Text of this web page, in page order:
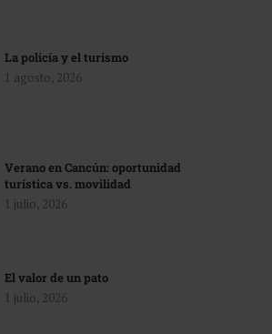
La policía y el turismo
1 agosto, 2026
Verano en Cancún: oportunidad
turística vs. movilidad
1 julio, 2026
El valor de un pato
1 julio, 2026